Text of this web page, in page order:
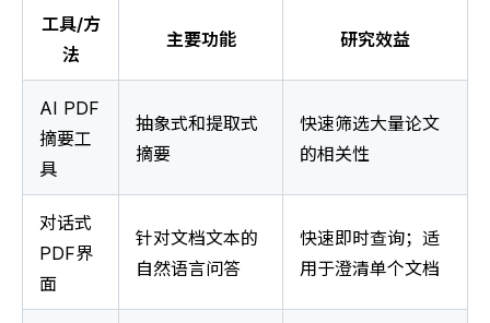
工具/方
法
主要功能 研究效益
AI PDF
摘要工
具
抽象式和提取式
摘要
快速筛选大量论文
的相关性
对话式
PDF界
面
针对文档文本的
自然语言问答
快速即时查询；适
用于澄清单个文档